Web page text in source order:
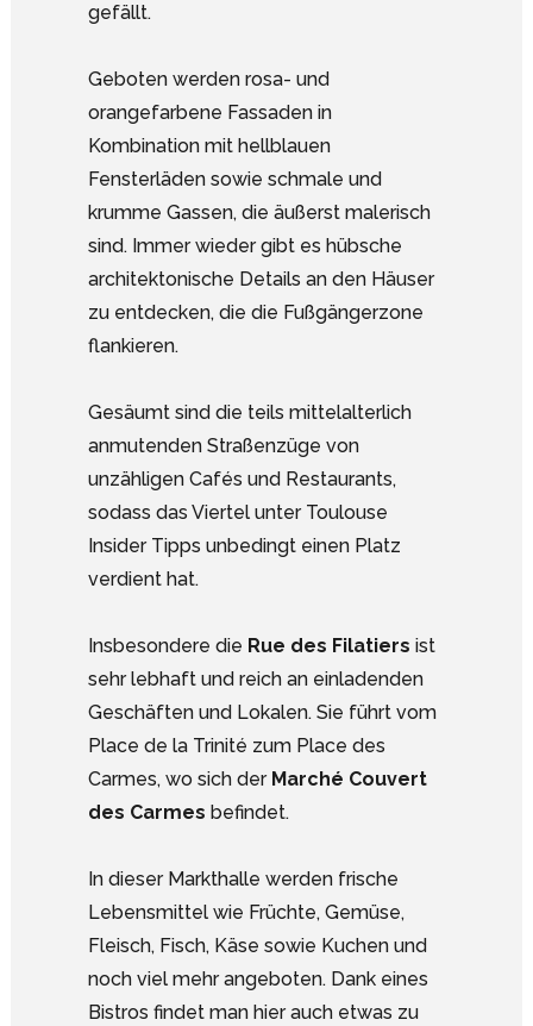
gefällt.
Geboten werden rosa- und
orangefarbene Fassaden in
Kombination mit hellblauen
Fensterläden sowie schmale und
krumme Gassen, die äußerst malerisch
sind. Immer wieder gibt es hübsche
architektonische Details an den Häuser
zu entdecken, die die Fußgängerzone
flankieren.
Gesäumt sind die teils mittelalterlich
anmutenden Straßenzüge von
unzähligen Cafés und Restaurants,
sodass das Viertel unter Toulouse
Insider Tipps unbedingt einen Platz
verdient hat.
Insbesondere die Rue des Filatiers ist
sehr lebhaft und reich an einladenden
Geschäften und Lokalen. Sie führt vom
Place de la Trinité zum Place des
Carmes, wo sich der Marché Couvert
des Carmes befindet.
In dieser Markthalle werden frische
Lebensmittel wie Früchte, Gemüse,
Fleisch, Fisch, Käse sowie Kuchen und
noch viel mehr angeboten. Dank eines
Bistros findet man hier auch etwas zu